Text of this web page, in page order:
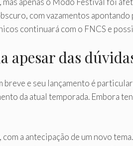
com vazamentos
continuará com o FNCS e
apesar das
breve e seu lançamento é
da atual temporada. Embora
com a antecipação de um novo